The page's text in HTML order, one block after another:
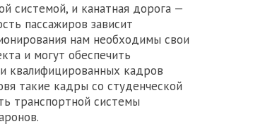
системой, и канатная дорога —
пассажиров зависит
нам необходимы свои
и могут обеспечить
квалифицированных кадров
такие кадры со студенческой
транспортной системы